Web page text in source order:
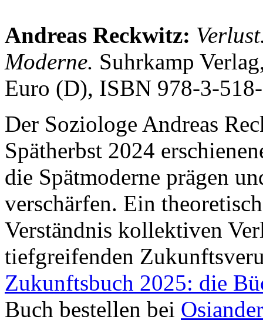
Andreas Reckwitz:
Moderne. Suhrkamp
Euro (D), ISBN 978-3-
Der Soziologe Andreas
Spätherbst 2024
die Spätmoderne prägen
verschärfen. Ein
Verständnis kollektiven
tiefgreifenden
Zukunftsbuch 2025: die
Buch bestellen bei